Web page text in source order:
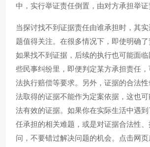
中，实行举证责任倒置，由对方承担举证
当探讨找不到证据责任由谁承担时，其
题值得关注。在很多情况下，即使明确
如果找不到证据，后续的执行也可能面
些民事纠纷里，即便判定某方承担责任
法执行赔偿等要求。另外，证据的合法
法取得的证据不能作为定案依据，这也
法有效的证据。如果你在实际生活中遇
任承担的相关难题，或是对证据合法性
问，不要错过解决问题的机会。点击网